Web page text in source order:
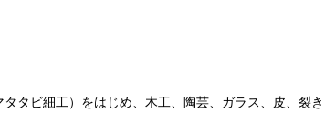
タビ細工）をはじめ、木工、陶芸、ガラス、皮、裂き